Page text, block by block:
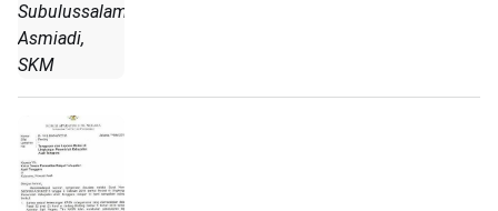
Subulussalam,
Asmiadi,
SKM